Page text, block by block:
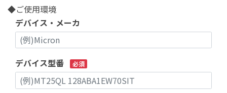
◆ご使用環境
デバイス・メーカ
デバイス型番 必須